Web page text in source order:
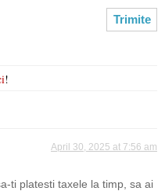
!
April 30, 2025 at 7:56 am
ti platesti taxele la timp, sa ai